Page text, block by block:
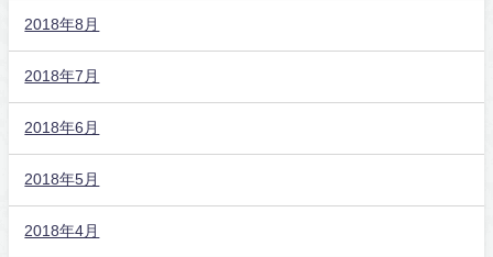
2018年8月
2018年7月
2018年6月
2018年5月
2018年4月